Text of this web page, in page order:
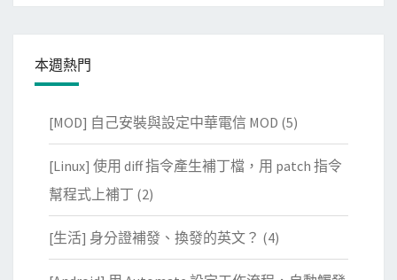
本週熱門
[MOD] 自己安裝與設定中華電信 MOD (5)
[Linux] 使用 diff 指令產生補丁檔，用 patch 指令
幫程式上補丁 (2)
[生活] 身分證補發、換發的英文？ (4)